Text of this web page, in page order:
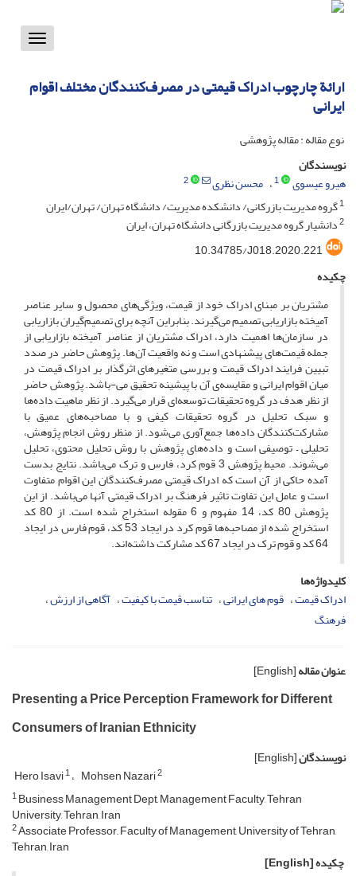
Toggle
ارائة چارچوب ادراک قیمتی در مصرف‌کنندگان مختلف اقوام
ایرانی
نوع مقاله : مقاله پژوهشی
نویسندگان
هیرو عیسوی
1 محسن نظری
2
1گروه مدیریت بازرکانی/ دانشکده مدیریت/ دانشگاه تهران/ تهران/ایران
2دانشیار گروه مدیریت بازرگانی دانشگاه تهران، ایران
10.34785/J018.2020.221
چکیده
مشتریان بر مبنای ادراک خود از قیمت، ویژگی‌های محصول و سایر عناصر
آمیخته بازاریابی تصمیم می‌گیرند. بنابراین آنچه برای تصمیم‌گیران بازاریابی
در سازمان‌ها اهمیت دارد، ادراک مشتریان از عناصر آمیخته بازاریابی از
جمله قیمت‌های پیشنهادی است و نه واقعیت آن‌ها. پژوهش حاضر در صدد
تبیین فرایند ادراک قیمت و بررسی متغیرهای اثرگذار بر ادراک قیمت در
میان اقوام ایرانی و مقایسه‌ی آن با پیشینه تحقیق می-باشد. پژوهش حاضر
از نظر هدف در گروه تحقیقات توسعه‌ای قرار می‌گیرد. از نظر ماهیت داده‌ها
و سبک تحلیل در گروه تحقیقات کیفی و با مصاحبه‌های عمیق با
مشارکت‌کنندگان داده‌ها جمع‌آوری می‌شود. از منظر روش انجام پژوهش،
تحلیلی – توصیفی است و داده‌های پژوهش با روش تحلیل محتوی، تحلیل
می‌شوند. محیط پژوهش 3 قوم کرد، فارس و ترک می‌باشد. نتایج بدست
آمده حاکی از آن است که ادراک قیمتی مصرف‌کنندگان این اقوام متفاوت
است و عامل این تفاوت تاثیر فرهنگ بر ادراک قیمتی آنها می‌باشد. از این
پژوهش 80 کد، 14 مفهوم و 6 مقوله استخراج شده است. از 80 کد
استخراج شده از مصاحبه‌ها قوم کرد در ایجاد 53 کد، قوم فارس در ایجاد
64 کد و قوم ترک در ایجاد 67 کد مشارکت داشته‌اند.
کلیدواژه‌ها
ادراک قیمت قوم های ایرانی تناسب قیمت با کیفیت آگاهی از ارزش
فرهنگ
عنوان مقاله[English]
Presenting a Price Perception Framework for Different
Consumers of Iranian Ethnicity
نویسندگان[English]
Hero Isavi1 Mohsen Nazari2
1Business Management Dept, Management Faculty, Tehran
University, Tehran, Iran
2Associate Professor,, Faculty of Management, University of Tehran,
Tehran, Iran
چکیده[English]